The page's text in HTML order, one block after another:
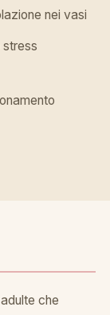
nei vasi
stress
che